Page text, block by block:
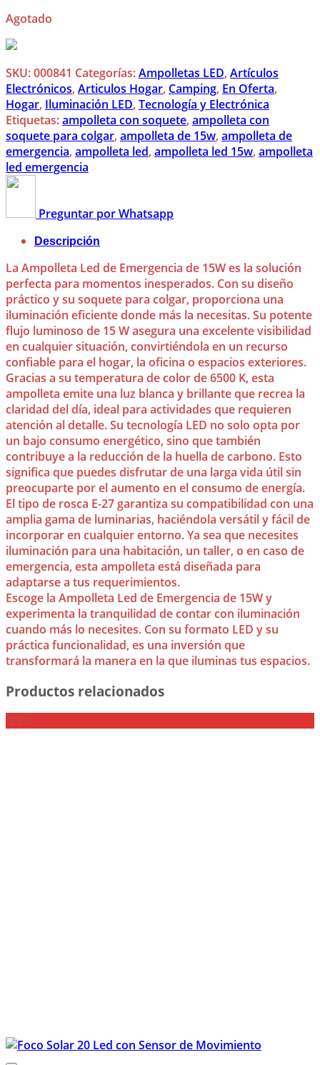
Agotado
SKU:000841 Categorías:Ampolletas LED, Artículos
Electrónicos, Articulos Hogar, Camping, En Oferta,
Hogar, Iluminación LED, Tecnología y Electrónica
Etiquetas:ampolleta con soquete, ampolleta con
soquete para colgar, ampolleta de 15w, ampolleta de
emergencia, ampolleta led, ampolleta led 15w, ampolleta
led emergencia
Preguntar por Whatsapp
Descripción
La Ampolleta Led de Emergencia de 15W es la solución
perfecta para momentos inesperados. Con su diseño
práctico y su soquete para colgar, proporciona una
iluminación eficiente donde más la necesitas. Su potente
flujo luminoso de 15 W asegura una excelente visibilidad
en cualquier situación, convirtiéndola en un recurso
confiable para el hogar, la oficina o espacios exteriores.
Gracias a su temperatura de color de 6500 K, esta
ampolleta emite una luz blanca y brillante que recrea la
claridad del día, ideal para actividades que requieren
atención al detalle. Su tecnología LED no solo opta por
un bajo consumo energético, sino que también
contribuye a la reducción de la huella de carbono. Esto
significa que puedes disfrutar de una larga vida útil sin
preocuparte por el aumento en el consumo de energía.
El tipo de rosca E-27 garantiza su compatibilidad con una
amplia gama de luminarias, haciéndola versátil y fácil de
incorporar en cualquier entorno. Ya sea que necesites
iluminación para una habitación, un taller, o en caso de
emergencia, esta ampolleta está diseñada para
adaptarse a tus requerimientos.
Escoge la Ampolleta Led de Emergencia de 15W y
experimenta la tranquilidad de contar con iluminación
cuando más lo necesites. Con su formato LED y su
práctica funcionalidad, es una inversión que
transformará la manera en la que iluminas tus espacios.
Productos relacionados